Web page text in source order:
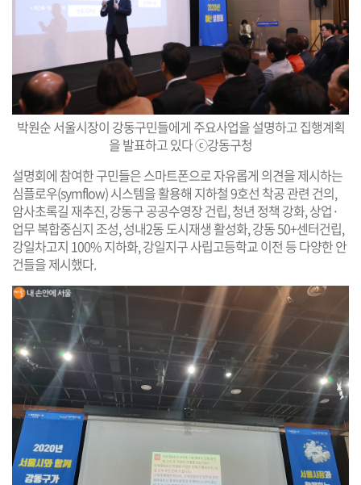
박원순 서울시장이 강동구민들에게 주요사업을 설명하고 집행계획
을 발표하고 있다 ⓒ강동구청
설명회에 참여한 구민들은 스마트폰으로 자유롭게 의견을 제시하는
심플로우(symflow) 시스템을 활용해 지하철 9호선 착공 관련 건의,
암사초록길 재추진, 강동구 공공수영장 건립, 청년 정책 강화, 상업·
업무 복합중심지 조성, 성내2동 도시재생 활성화, 강동 50+센터건립,
강일차고지 100% 지하화, 강일지구 사립고등학교 이전 등 다양한 안
건들을 제시했다.